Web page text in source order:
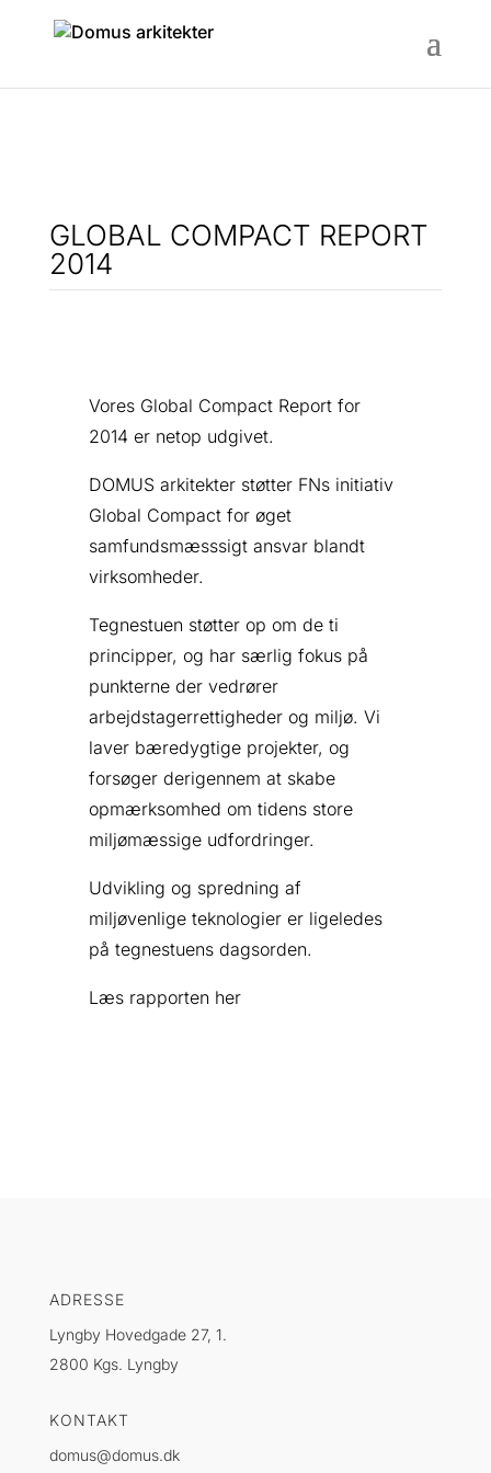
GLOBAL COMPACT REPORT
2014
Vores Global Compact Report for
2014 er netop udgivet.
DOMUS arkitekter støtter FNs initiativ
Global Compact for øget
samfundsmæsssigt ansvar blandt
virksomheder.
Tegnestuen støtter op om de ti
principper, og har særlig fokus på
punkterne der vedrører
arbejdstagerrettigheder og miljø. Vi
laver bæredygtige projekter, og
forsøger derigennem at skabe
opmærksomhed om tidens store
miljømæssige udfordringer.
Udvikling og spredning af
miljøvenlige teknologier er ligeledes
på tegnestuens dagsorden.
Læs rapporten her
ADRESSE
Lyngby Hovedgade 27, 1.
2800 Kgs. Lyngby
KONTAKT
domus@domus.dk